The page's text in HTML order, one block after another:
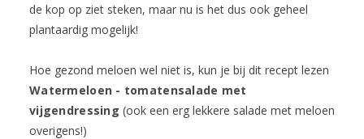
de kop op ziet steken, maar nu is het dus ook geheel
plantaardig mogelijk!
Hoe gezond meloen wel niet is, kun je bij dit recept lezen
Watermeloen - tomatensalade met
vijgendressing (ook een erg lekkere salade met meloen
overigens!)